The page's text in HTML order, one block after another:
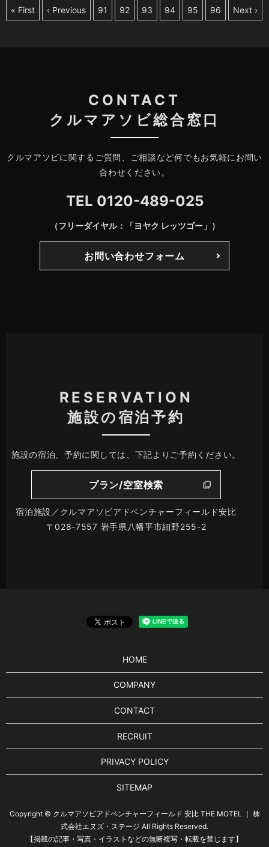
« First ‹ Previous 91 92 93 94 95 96 Next ›
CONTACT
クルマアソビ総合窓口
クルマアソビに関するご質問、ご相談など何でもお気軽にお問い
合わせください。
TEL 0120-489-025
（フリーダイヤル：「ヨヤク レッツゴー」）
お問い合わせフォーム
RESERVATION
施設の宿泊予約
施設の宿泊、予約に関しては、下記よりご予約ください。
プラン/空室検索
宿泊施設／クルマアソビアドベンチャーフィールド安比
〒028-7557 岩手県八幡平市細野255-2
HOME
COMPANY
CONTACT
RECRUIT
PRIVACY POLICY
SITEMAP
Copyright © クルマアソビアドベンチャーフィールド 安比 THE MOTEL ｜ 株
式会社エヌズ・ステージ All Rights Reserved.
【掲載の記事・写真・イラストなどの無断複写・転載を禁じます】